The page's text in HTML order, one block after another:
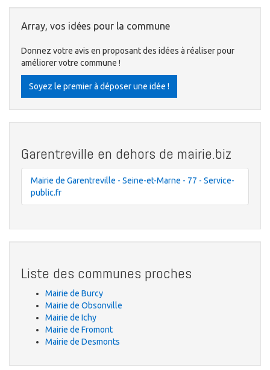
Array, vos idées pour la commune
Donnez votre avis en proposant des idées à réaliser pour
améliorer votre commune !
Soyez le premier à déposer une idée !
Garentreville en dehors de mairie.biz
Mairie de Garentreville - Seine-et-Marne - 77 - Service-
public.fr
Liste des communes proches
Mairie de Burcy
Mairie de Obsonville
Mairie de Ichy
Mairie de Fromont
Mairie de Desmonts